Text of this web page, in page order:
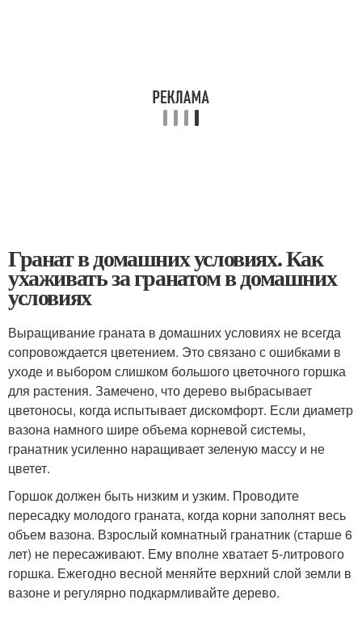
Гранат в домашних условиях. Как
ухаживать за гранатом в домашних
условиях
Выращивание граната в домашних условиях не всегда
сопровождается цветением. Это связано с ошибками в
уходе и выбором слишком большого цветочного горшка
для растения. Замечено, что дерево выбрасывает
цветоносы, когда испытывает дискомфорт. Если диаметр
вазона намного шире объема корневой системы,
гранатник усиленно наращивает зеленую массу и не
цветет.
Горшок должен быть низким и узким. Проводите
пересадку молодого граната, когда корни заполнят весь
объем вазона. Взрослый комнатный гранатник (старше 6
лет) не пересаживают. Ему вполне хватает 5-литрового
горшка. Ежегодно весной меняйте верхний слой земли в
вазоне и регулярно подкармливайте дерево.